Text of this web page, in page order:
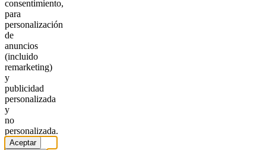
consentimiento,
para
personalización
de
anuncios
(incluido
remarketing)
y
publicidad
personalizada
y
no
personalizada.
Aceptar